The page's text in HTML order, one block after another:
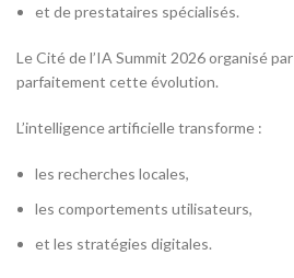
et de prestataires spécialisés.
Le Cité de l’IA Summit 2026 organisé par
parfaitement cette évolution.
L’intelligence artificielle transforme :
les recherches locales,
les comportements utilisateurs,
et les stratégies digitales.